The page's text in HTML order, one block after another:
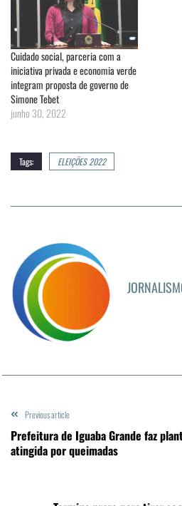
Cuidado social, parceria com a
iniciativa privada e economia verde
integram proposta de governo de
Simone Tebet
junho 30, 2022
Tags: ELEIÇÕES 2022
Previous article
Prefeitura de Iguaba Grande faz
atingida por queimadas